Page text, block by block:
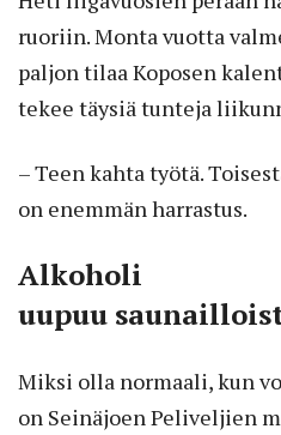
ruoriin. Monta vuotta
paljon tilaa Koposen
tekee täysiä tunteja
– Teen kahta työtä.
on enemmän harrastus.
Alkoholi
uupuu
Miksi olla normaali, kun
on Seinäjoen Peliveljien